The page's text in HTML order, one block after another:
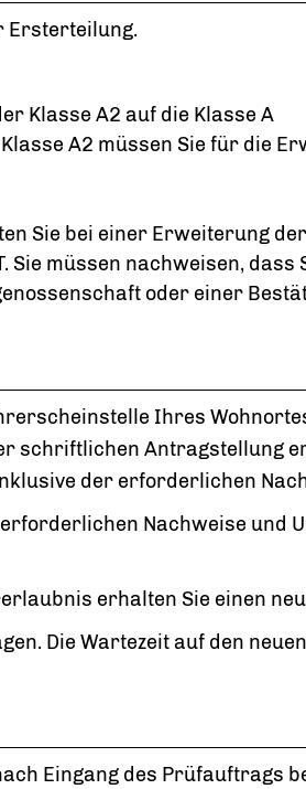
Ersterteilung.
Klasse A2 auf die Klasse A
A2 müssen Sie für die
Sie bei einer Erweiterung
müssen nachweisen,
oder einer
Ihres
schriftlichen Antragstellung
der erforderlichen
Nachweise und
erhalten Sie einen
Die Wartezeit auf den
Eingang des Prüfauftrags